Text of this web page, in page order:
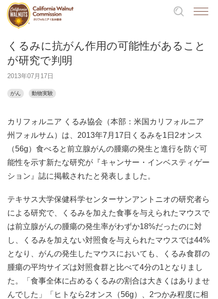
くるみに抗がん作用の可能性があること
が研究で判明
2013年07月17日
がん 動物実験
カリフォルニア くるみ協会（本部：米国カリフォルニア
州フォルサム）は、2013年7月17日くるみを1日2オンス
（56g）食べると前立腺がんの腫瘍の発生と進行を防ぐ可
能性を示す新たな研究が『キャンサー・インベスティゲー
ション』誌に掲載されたと発表しました。
テキサス大学保健科学センターサンアントニオの研究者ら
による研究で、くるみを加えた食事を与えられたマウスで
は前立腺がんの腫瘍の発生率がわずか18%だったのに対
し、くるみを加えない対照食を与えられたマウスでは44%
となり、がんの発生したマウスにおいても、くるみ食群の
腫瘍の平均サイズは対照食群と比べて4分の1となりまし
た。「食事全体に占めるくるみの割合は大きくはありませ
んでした」「ヒトなら2オンス（56g）、2つかみ程度に相